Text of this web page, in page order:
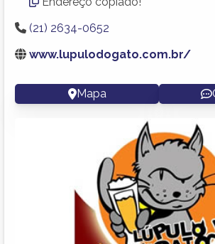
(21) 2634-0652
www.lupulodogato.com.br/
Mapa